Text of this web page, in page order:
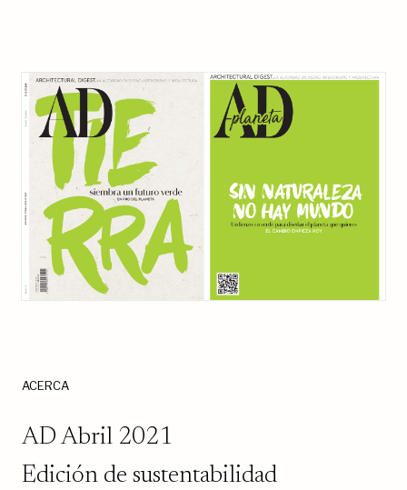
ACERCA
AD Abril 2021
Edición de sustentabilidad